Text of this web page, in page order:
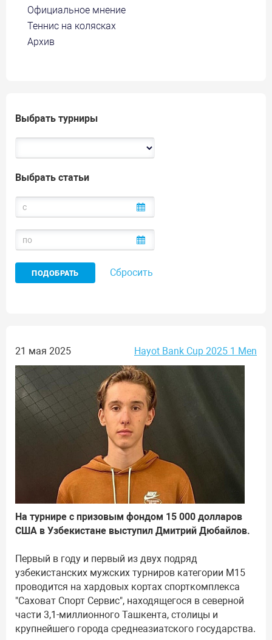
Официальное мнение
Теннис на колясках
Архив
Выбрать турниры
Выбрать статьи
Сбросить
21 мая 2025 Hayot Bank Cup 2025 1 Men
На турнире с призовым фондом 15 000 долларов
США в Узбекистане выступил Дмитрий Дюбайлов.
Первый в году и первый из двух подряд
узбекистанских мужских турниров категории M15
проводится на хардовых кортах спорткомплекса
"Саховат Спорт Сервис", находящегося в северной
части 3,1-миллионного Ташкента, столицы и
крупнейшего города среднеазиатского государства.